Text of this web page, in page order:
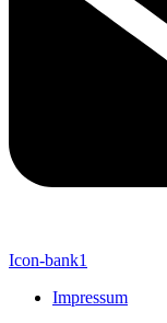
Icon-bank1
Impressum